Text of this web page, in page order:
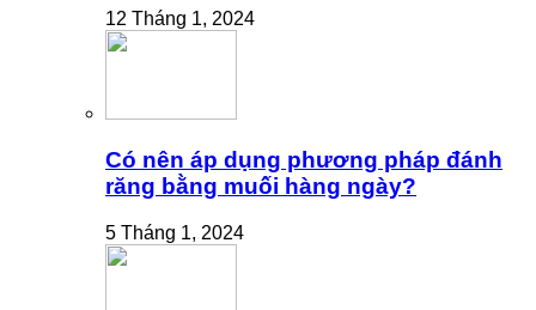
12 Tháng 1, 2024
Có nên áp dụng phương pháp đánh
răng bằng muối hàng ngày?
5 Tháng 1, 2024